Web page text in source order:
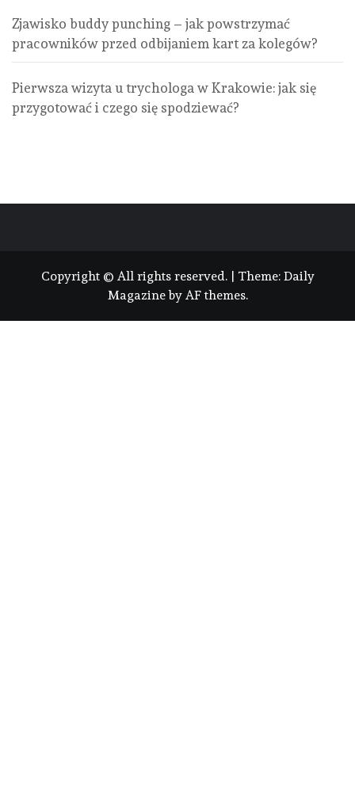
Zjawisko buddy punching – jak powstrzymać
pracowników przed odbijaniem kart za kolegów?
Pierwsza wizyta u trychologa w Krakowie: jak się
przygotować i czego się spodziewać?
Copyright © All rights reserved. Theme: Daily
Magazineby AF themes.